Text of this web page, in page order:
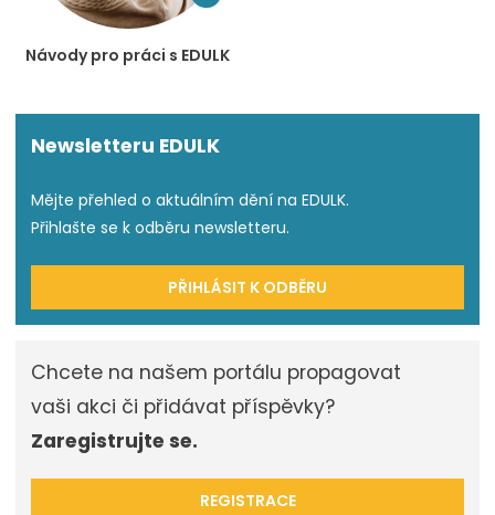
Návody pro práci s EDULK
Newsletteru EDULK
Mějte přehled o aktuálním dění na EDULK.
Přihlašte se k odběru newsletteru.
PŘIHLÁSIT K ODBĚRU
Chcete na našem portálu propagovat
vaši akci či přidávat příspěvky?
Zaregistrujte se.
REGISTRACE